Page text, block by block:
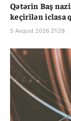
Qətərin Baş
keçirilən iclasa
5 Avqust 2026 21:28